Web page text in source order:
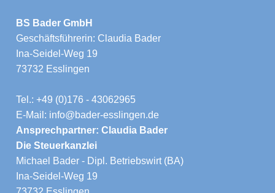
BS Bader GmbH
Geschäftsführerin: Claudia Bader
Ina-Seidel-Weg 19
73732 Esslingen
Tel.: +49 (0)176 - 43062965
E-Mail: info@bader-esslingen.de
Ansprechpartner: Claudia Bader
Die Steuerkanzlei
Michael Bader - Dipl. Betriebswirt (BA)
Ina-Seidel-Weg 19